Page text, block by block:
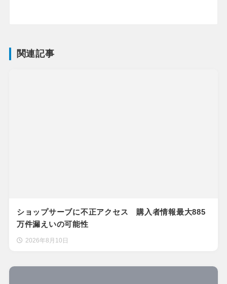
関連記事
ショップサーブに不正アクセス 購入者情報最大885
万件漏えいの可能性
2026年8月10日